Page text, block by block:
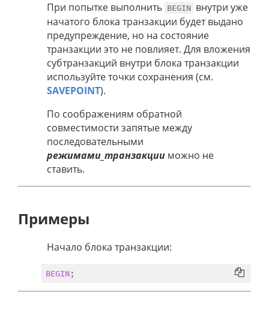
При попытке выполнить BEGIN внутри уже
начатого блока транзакции будет выдано
предупреждение, но на состояние
транзакции это не повлияет. Для вложения
субтранзакций внутри блока транзакции
используйте точки сохранения (см.
SAVEPOINT).
По соображениям обратной
совместимости запятые между
последовательными
режимами_транзакции можно не
ставить.
Примеры
Начало блока транзакции:
BEGIN